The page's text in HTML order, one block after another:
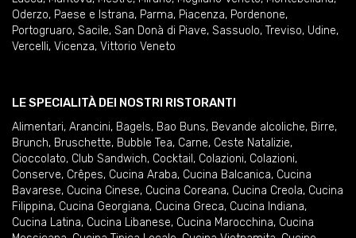
Oderzo, Paese e Istrana, Parma, Piacenza, Pordenone,
Portogruaro, Sacile, San Donà di Piave, Sassuolo, Treviso, Udine,
Vercelli, Vicenza, Vittorio Veneto
LE SPECIALITÀ DEI NOSTRI RISTORANTI
Alimentari, Arancini, Bagels, Bao Buns, Bevande alcoliche, Birre,
Brunch, Bruschette, Bubble Tea, Carne, Ceste Natalizie,
Cioccolato, Club Sandwich, Cocktail , Colazioni, Colazioni,
Conserve, Crêpes, Cucina Araba, Cucina Balcanica, Cucina
Bavarese, Cucina Cinese, Cucina Coreana, Cucina Creola, Cucina
Filippina, Cucina Georgiana, Cucina Greca, Cucina Indiana,
Cucina Latina, Cucina Libanese, Cucina Marocchina, Cucina